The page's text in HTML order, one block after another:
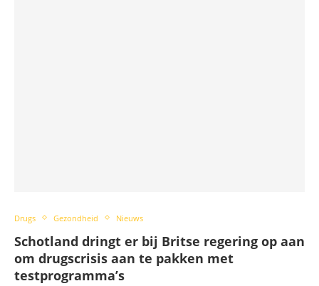
Drugs Gezondheid Nieuws
Schotland dringt er bij Britse regering op aan
om drugscrisis aan te pakken met
testprogramma’s